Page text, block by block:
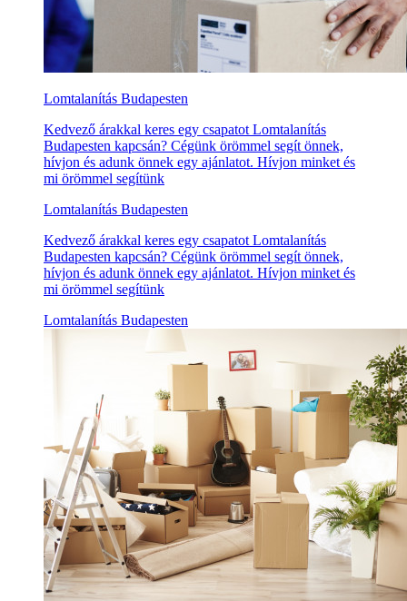
Lomtalanítás Budapesten
Kedvező árakkal keres egy csapatot Lomtalanítás
Budapesten kapcsán? Cégünk örömmel segít önnek,
hívjon és adunk önnek egy ajánlatot. Hívjon minket és
mi örömmel segítünk
Lomtalanítás Budapesten
Kedvező árakkal keres egy csapatot Lomtalanítás
Budapesten kapcsán? Cégünk örömmel segít önnek,
hívjon és adunk önnek egy ajánlatot. Hívjon minket és
mi örömmel segítünk
Lomtalanítás Budapesten